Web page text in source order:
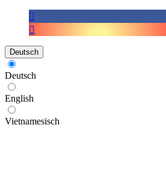
Deutsch
Deutsch
English
Vietnamesisch